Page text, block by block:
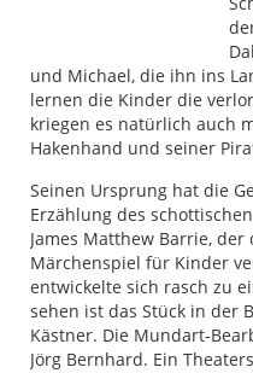
und Michael, die ihn ins
lernen die Kinder die
kriegen es natürlich auch
Hakenhand und seiner
Seinen Ursprung hat die
Erzählung des
James Matthew Barrie, der
Märchenspiel für Kinder
entwickelte sich rasch zu
sehen ist das Stück in der
Kästner. Die Mundart-
Jörg Bernhard. Ein